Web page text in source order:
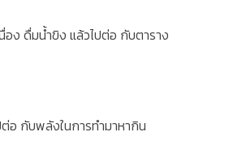
ง ดื่มน้ำขิง แล้วไปต่อ กับตาราง
อ กับพลังในการทำมาหากิน